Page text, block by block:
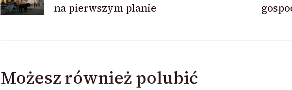
wpisuna pierwszym planie
Możesz również polubić